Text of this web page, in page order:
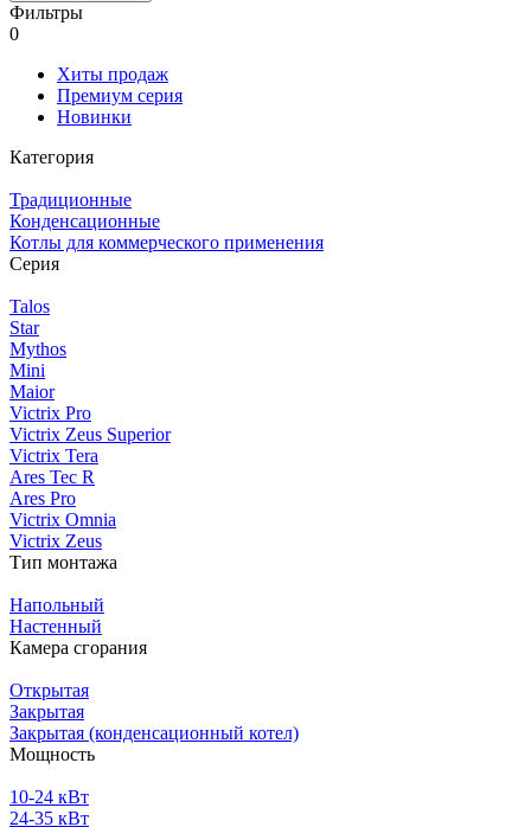
Фильтры
0
Хиты продаж
Премиум серия
Новинки
Категория
Традиционные
Конденсационные
Котлы для коммерческого применения
Серия
Talos
Star
Mythos
Mini
Maior
Victrix Pro
Victrix Zeus Superior
Victrix Tera
Ares Tec R
Ares Pro
Victrix Omnia
Victrix Zeus
Тип монтажа
Напольный
Настенный
Камера сгорания
Открытая
Закрытая
Закрытая (конденсационный котел)
Мощность
10-24 кВт
24-35 кВт